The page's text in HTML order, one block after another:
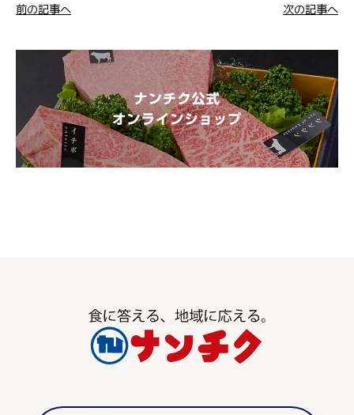
前の記事へ 次の記事へ